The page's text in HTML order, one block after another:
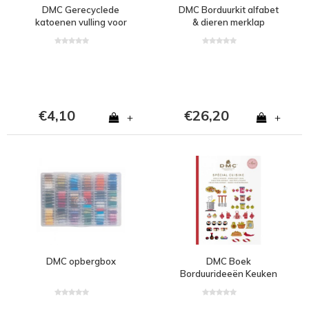
DMC Gerecyclede
katoenen vulling voor
kleur GREY
€4,10 +
DMC Borduurkit alfabet
& dieren merklap
€26,20 +
DMC opbergbox
DMC Boek
Borduurideeën Keuken